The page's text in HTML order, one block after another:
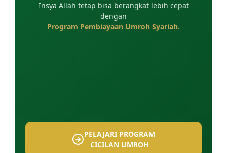
Insya Allah tetap bisa berangkat lebih cepat
dengan
Program Pembiayaan Umroh Syariah.
PELAJARI PROGRAM
CICILAN UMROH